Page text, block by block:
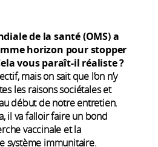
de la santé (OMS) a
horizon pour stopper
vous paraît-il réaliste ?
mais on sait que l’on n’y
les raisons sociétales et
début de notre entretien.
il va falloir faire un bond
vaccinale et la
système immunitaire.